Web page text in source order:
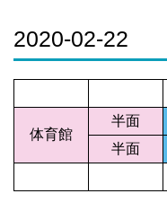
2020-02-22
体育館
半面
半面